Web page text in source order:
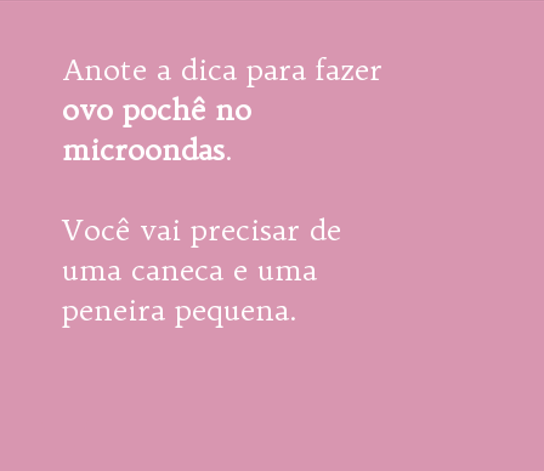
ovo pochê no
microondas.
Você vai precisar de
uma caneca e uma
peneira pequena.